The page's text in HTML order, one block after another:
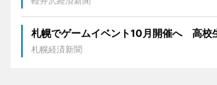
札幌でゲームイベント10月開催へ 高校
札幌経済新聞